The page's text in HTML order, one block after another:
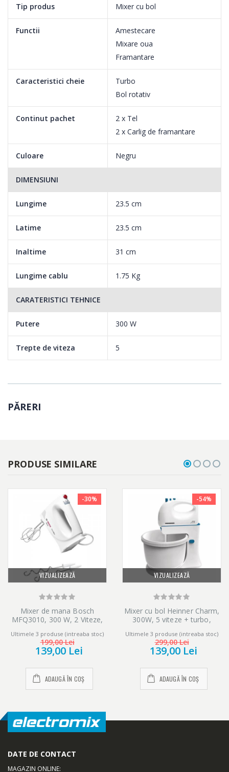
Tip produs Mixer cu bol
Functii
Amestecare
Mixare oua
Framantare
Caracteristici cheie
Turbo
Bol rotativ
Continut pachet
2 x Tel
2 x Carlig de framantare
Culoare Negru
DIMENSIUNI
Lungime 23.5 cm
Latime 23.5 cm
Inaltime 31 cm
Lungime cablu 1.75 Kg
CARATERISTICI TEHNICE
Putere 300 W
Trepte de viteza 5
PĂRERI
PRODUSE SIMILARE
VIZUALIZEAZĂ
-30%
Mixer de mana Bosch
MFQ3010, 300 W, 2 Viteze,
Ultimele 3 produse (intreaba stoc)
199,00 Lei
139,00 Lei
ADAUGĂ ÎN COȘ
VIZUALIZEAZĂ
-54%
Mixer cu bol Heinner Charm,
300W, 5 viteze + turbo,
Ultimele 3 produse (intreaba stoc)
299,00 Lei
139,00 Lei
ADAUGĂ ÎN COȘ
DATE DE CONTACT
MAGAZIN ONLINE: